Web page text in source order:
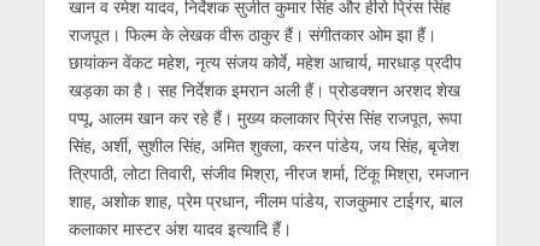
खान व रमेश यादव, निर्देशक सुजीत कुमार सिंह और हीरो प्रिंस सिंह
राजपूत। फिल्म के लेखक वीरू ठाकुर हैं। संगीतकार ओम झा हैं।
छायांकन वेंकट महेश, नृत्य संजय कोर्वे, महेश आचार्य, मारधाड़ प्रदीप
खड़का का है। सह निर्देशक इमरान अली हैं। प्रोडक्शन अरशद शेख
पप्पू, आलम खान कर रहे हैं। मुख्य कलाकार प्रिंस सिंह राजपूत, रूपा
सिंह, अर्शी, सुशील सिंह, अमित शुक्ला, करन पांडेय, जय सिंह, बृजेश
त्रिपाठी, लोटा तिवारी, संजीव मिश्रा, नीरज शर्मा, टिंकू मिश्रा, रमजान
शाह, अशोक शाह, प्रेम प्रधान, नीलम पांडेय, राजकुमार टाईगर, बाल
कलाकार मास्टर अंश यादव इत्यादि हैं।